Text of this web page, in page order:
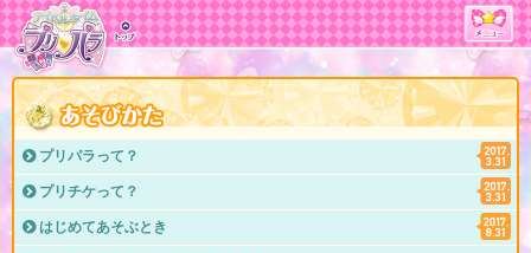
プリパラって？
プリチケって？
はじめてあそぶとき